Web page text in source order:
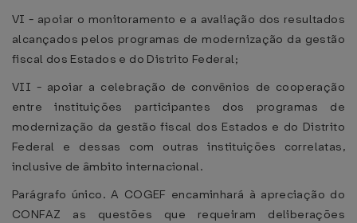
VI - apoiar o monitoramento e a avaliação dos resultados
alcançados pelos programas de modernização da gestão
fiscal dos Estados e do Distrito Federal;
VII - apoiar a celebração de convênios de cooperação
entre instituições participantes dos programas de
modernização da gestão fiscal dos Estados e do Distrito
Federal e dessas com outras instituições correlatas,
inclusive de âmbito internacional.
Parágrafo único. A COGEF encaminhará à apreciação do
CONFAZ as questões que requeiram deliberações